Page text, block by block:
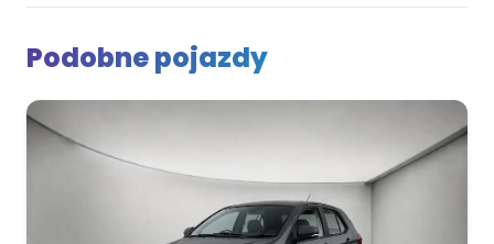
Podobne pojazdy